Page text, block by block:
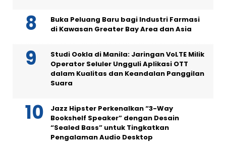
Buka Peluang Baru bagi Industri Farmasi
di Kawasan Greater Bay Area dan Asia
Studi Ookla di Manila: Jaringan VoLTE Milik
Operator Seluler Ungguli Aplikasi OTT
dalam Kualitas dan Keandalan Panggilan
Suara
Jazz Hipster Perkenalkan “3-Way
Bookshelf Speaker” dengan Desain
“Sealed Bass” untuk Tingkatkan
Pengalaman Audio Desktop